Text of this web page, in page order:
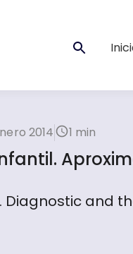
2014 1 min
and